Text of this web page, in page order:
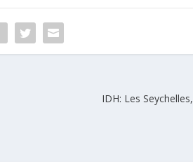
IDH: Les